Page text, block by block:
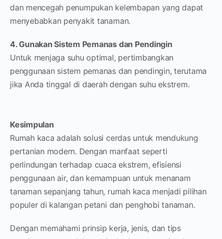
dan mencegah penumpukan kelembapan yang dapat
menyebabkan penyakit tanaman.
4. Gunakan Sistem Pemanas dan Pendingin
Untuk menjaga suhu optimal, pertimbangkan
penggunaan sistem pemanas dan pendingin, terutama
jika Anda tinggal di daerah dengan suhu ekstrem.
Kesimpulan
Rumah kaca adalah solusi cerdas untuk mendukung
pertanian modern. Dengan manfaat seperti
perlindungan terhadap cuaca ekstrem, efisiensi
penggunaan air, dan kemampuan untuk menanam
tanaman sepanjang tahun, rumah kaca menjadi pilihan
populer di kalangan petani dan penghobi tanaman.
Dengan memahami prinsip kerja, jenis, dan tips